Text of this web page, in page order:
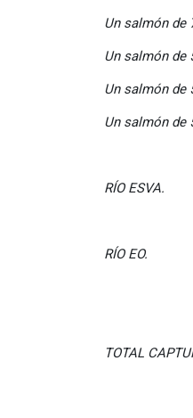
Un salmón de
Un salmón de
Un salmón de
Un salmón de
TOTAL
RÍO
RÍO EO.
TOTAL